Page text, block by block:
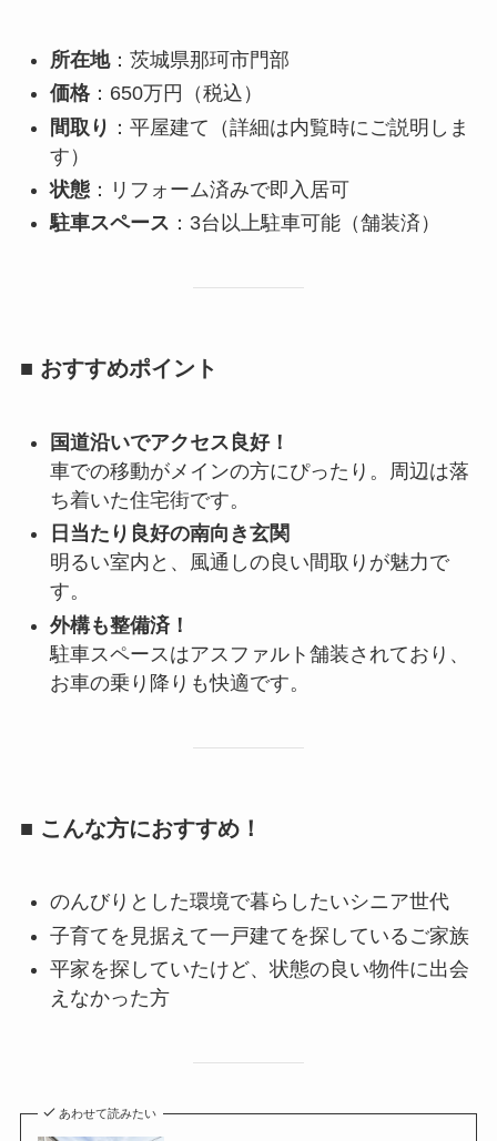
所在地：茨城県那珂市門部
価格：650万円（税込）
間取り ：平屋建て（詳細は内覧時にご説明しま
す）
状態：リフォーム済みで即入居可
駐車スペース ：3台以上駐車可能（舗装済）
■ おすすめポイント
国道沿いでアクセス良好！
車での移動がメインの方にぴったり。周辺は落
ち着いた住宅街です。
日当たり良好の南向き玄関
明るい室内と、風通しの良い間取りが魅力で
す。
外構も整備済！
駐車スペースはアスファルト舗装されており、
お車の乗り降りも快適です。
■ こんな方におすすめ！
のんびりとした環境で暮らしたいシニア世代
子育てを見据えて一戸建てを探しているご家族
平家を探していたけど、状態の良い物件に出会
えなかった方
あわせて読みたい